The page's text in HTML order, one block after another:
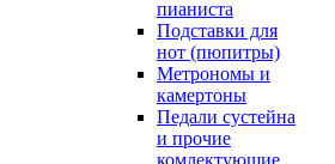
пианиста
Подставки для
нот (пюпитры)
Метрономы и
камертоны
Педали сустейна
и прочие
комлектующие